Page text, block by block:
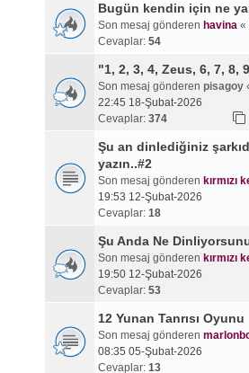
Bugün kendin için ne
Son mesaj gönderen havina«
Cevaplar: 54
"1, 2, 3, 4, Zeus, 6, 7, 8,
Son mesaj gönderen pisagoy
22:45 18-Şubat-2026
Cevaplar: 374
Şu an dinlediğiniz
yazın..#2
Son mesaj gönderen kırmızı
19:53 12-Şubat-2026
Cevaplar: 18
Şu Anda Ne
Son mesaj gönderen kırmızı
19:50 12-Şubat-2026
Cevaplar: 53
12 Yunan Tanrısı Oyunu
Son mesaj gönderen
08:35 05-Şubat-2026
Cevaplar: 13